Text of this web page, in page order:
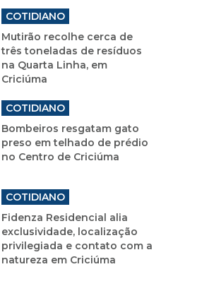
COTIDIANO
Mutirão recolhe cerca de
três toneladas de resíduos
na Quarta Linha, em
Criciúma
COTIDIANO
Bombeiros resgatam gato
preso em telhado de prédio
no Centro de Criciúma
COTIDIANO
Fidenza Residencial alia
exclusividade, localização
privilegiada e contato com a
natureza em Criciúma